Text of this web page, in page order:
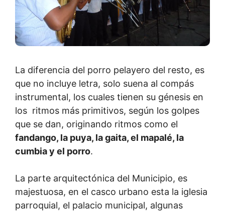
La diferencia del porro pelayero del resto, es
que no incluye letra, solo suena al compás
instrumental, los cuales tienen su génesis en
los ritmos más primitivos, según los golpes
que se dan, originando ritmos como el
fandango, la puya, la gaita, el mapalé, la
cumbia y el porro.
La parte arquitectónica del Municipio, es
majestuosa, en el casco urbano esta la iglesia
parroquial, el palacio municipal, algunas